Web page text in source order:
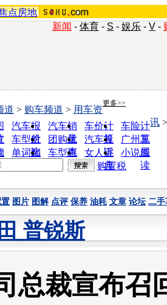
点房地
新闻 - 体育 - S - 娱乐 - V -
更多>>
汽车报
价
汽车销
量
车价计
算
车险计
算
车型对
比
团购优
惠
汽车投
诉
广州车
展
单词翻
车型查
询
女人宝
典
小说阅
读
道 > 购车频道 > 用车资
讯
购置税
图片 图解 点评 保养 油耗 文章 论坛 二手
普锐斯
总裁宣布召